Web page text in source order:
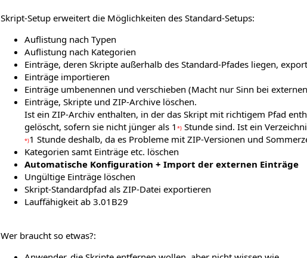
Skript-Setup erweitert die Möglichkeiten des Standard-Setups:
Auflistung nach Typen
Auflistung nach Kategorien
Einträge, deren Skripte außerhalb des Standard-Pfades liegen,
Einträge importieren
Einträge umbenennen und verschieben (Macht nur Sinn bei
Einträge, Skripte und ZIP-Archive löschen.
Ist ein ZIP-Archiv enthalten, in der das Skript mit richtigem Pfad
gelöscht, sofern sie nicht jünger als 1 *) Stunde sind. Ist ein
*)1 Stunde deshalb, da es Probleme mit ZIP-Versionen und
Kategorien samt Einträge etc. löschen
Automatische Konfiguration + Import der externen Einträge
Ungültige Einträge löschen
Skript-Standardpfad als ZIP-Datei exportieren
Lauffähigkeit ab 3.01B29
Wer braucht so etwas?: